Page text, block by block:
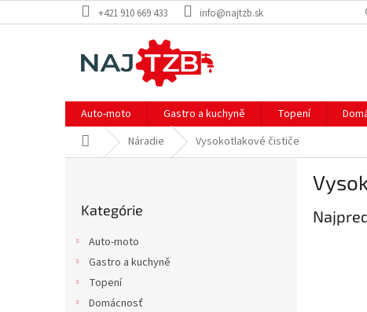
na
+421 910 669 433 info@najtzb.sk
Auto-moto Gastro a kuchyně Topení
DomovNáradie Vysokotlakové čističe
kategórie
Kategórie
Auto-moto
Gastro a kuchyně
Topení
Domácnosť